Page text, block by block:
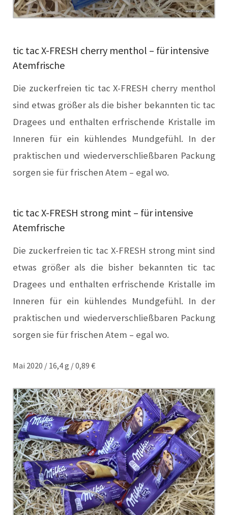
tic tac X-FRESH cherry menthol – für intensive
Atemfrische
Die zuckerfreien tic tac X-FRESH cherry menthol
sind etwas größer als die bisher bekannten tic tac
Dragees und enthalten erfrischende Kristalle im
Inneren für ein kühlendes Mundgefühl. In der
praktischen und wiederverschließbaren Packung
sorgen sie für frischen Atem – egal wo.
tic tac X-FRESH strong mint – für intensive
Atemfrische
Die zuckerfreien tic tac X-FRESH strong mint sind
etwas größer als die bisher bekannten tic tac
Dragees und enthalten erfrischende Kristalle im
Inneren für ein kühlendes Mundgefühl. In der
praktischen und wiederverschließbaren Packung
sorgen sie für frischen Atem – egal wo.
Mai 2020 / 16,4 g / 0,89 €